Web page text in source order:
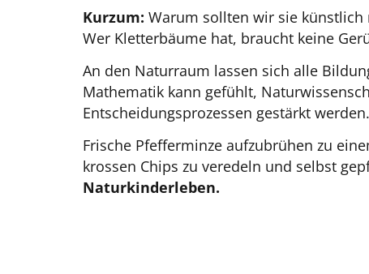
Kurzum: Warum sollten wir sie künstlich
Wer Kletterbäume hat, braucht keine
An den Naturraum lassen sich alle
Mathematik kann gefühlt,
Entscheidungsprozessen gestärkt werden.
Frische Pfefferminze aufzubrühen zu
krossen Chips zu veredeln und selbst
Naturkinderleben.